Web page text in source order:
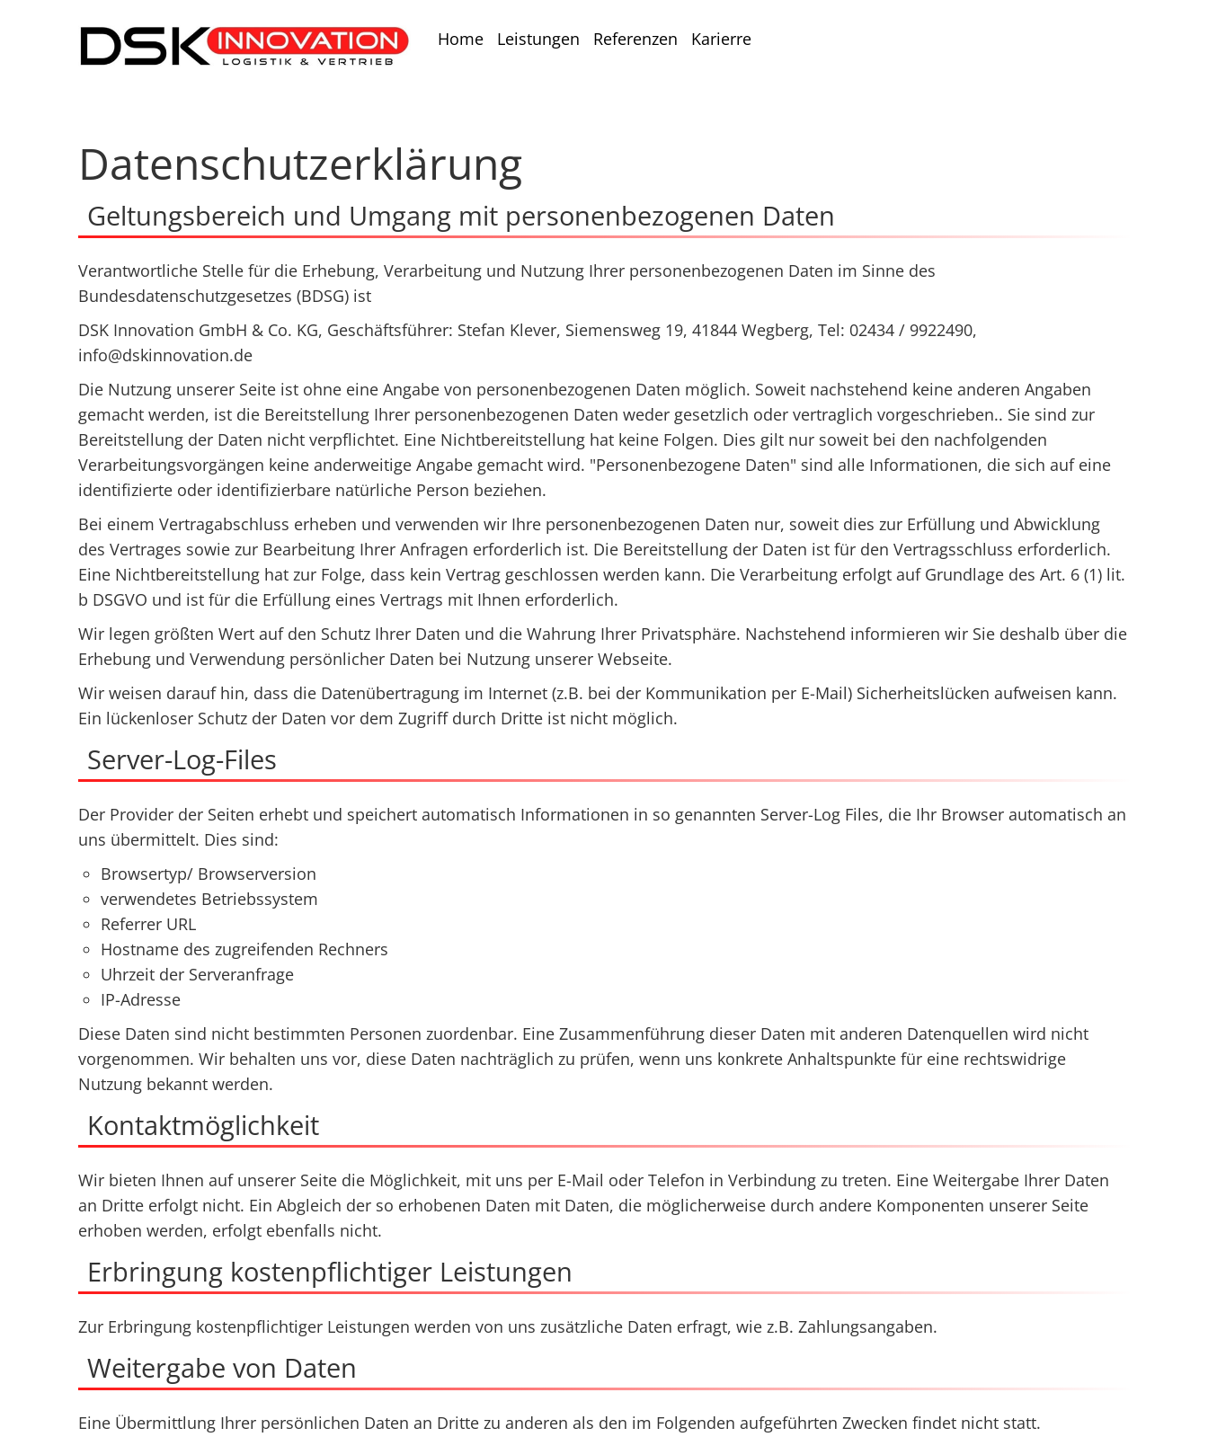
Home Leistungen Referenzen Karierre
Datenschutzerklärung
Geltungsbereich und Umgang mit personenbezogenen Daten
Verantwortliche Stelle für die Erhebung, Verarbeitung und Nutzung Ihrer personenbezogenen Daten im Sinne des
Bundesdatenschutzgesetzes (BDSG) ist
DSK Innovation GmbH & Co. KG, Geschäftsführer: Stefan Klever, Siemensweg 19, 41844 Wegberg, Tel: 02434 / 9922490,
info@dskinnovation.de
Die Nutzung unserer Seite ist ohne eine Angabe von personenbezogenen Daten möglich. Soweit nachstehend keine anderen Angaben
gemacht werden, ist die Bereitstellung Ihrer personenbezogenen Daten weder gesetzlich oder vertraglich vorgeschrieben.. Sie sind zur
Bereitstellung der Daten nicht verpflichtet. Eine Nichtbereitstellung hat keine Folgen. Dies gilt nur soweit bei den nachfolgenden
Verarbeitungsvorgängen keine anderweitige Angabe gemacht wird. "Personenbezogene Daten" sind alle Informationen, die sich auf eine
identifizierte oder identifizierbare natürliche Person beziehen.
Bei einem Vertragabschluss erheben und verwenden wir Ihre personenbezogenen Daten nur, soweit dies zur Erfüllung und Abwicklung
des Vertrages sowie zur Bearbeitung Ihrer Anfragen erforderlich ist. Die Bereitstellung der Daten ist für den Vertragsschluss erforderlich.
Eine Nichtbereitstellung hat zur Folge, dass kein Vertrag geschlossen werden kann. Die Verarbeitung erfolgt auf Grundlage des Art. 6 (1) lit.
b DSGVO und ist für die Erfüllung eines Vertrags mit Ihnen erforderlich.
Wir legen größten Wert auf den Schutz Ihrer Daten und die Wahrung Ihrer Privatsphäre. Nachstehend informieren wir Sie deshalb über die
Erhebung und Verwendung persönlicher Daten bei Nutzung unserer Webseite.
Wir weisen darauf hin, dass die Datenübertragung im Internet (z.B. bei der Kommunikation per E-Mail) Sicherheitslücken aufweisen kann.
Ein lückenloser Schutz der Daten vor dem Zugriff durch Dritte ist nicht möglich.
Server-Log-Files
Der Provider der Seiten erhebt und speichert automatisch Informationen in so genannten Server-Log Files, die Ihr Browser automatisch an
uns übermittelt. Dies sind:
Browsertyp/ Browserversion
verwendetes Betriebssystem
Referrer URL
Hostname des zugreifenden Rechners
Uhrzeit der Serveranfrage
IP-Adresse
Diese Daten sind nicht bestimmten Personen zuordenbar. Eine Zusammenführung dieser Daten mit anderen Datenquellen wird nicht
vorgenommen. Wir behalten uns vor, diese Daten nachträglich zu prüfen, wenn uns konkrete Anhaltspunkte für eine rechtswidrige
Nutzung bekannt werden.
Kontaktmöglichkeit
Wir bieten Ihnen auf unserer Seite die Möglichkeit, mit uns per E-Mail oder Telefon in Verbindung zu treten. Eine Weitergabe Ihrer Daten
an Dritte erfolgt nicht. Ein Abgleich der so erhobenen Daten mit Daten, die möglicherweise durch andere Komponenten unserer Seite
erhoben werden, erfolgt ebenfalls nicht.
Erbringung kostenpflichtiger Leistungen
Zur Erbringung kostenpflichtiger Leistungen werden von uns zusätzliche Daten erfragt, wie z.B. Zahlungsangaben.
Weitergabe von Daten
Eine Übermittlung Ihrer persönlichen Daten an Dritte zu anderen als den im Folgenden aufgeführten Zwecken findet nicht statt.